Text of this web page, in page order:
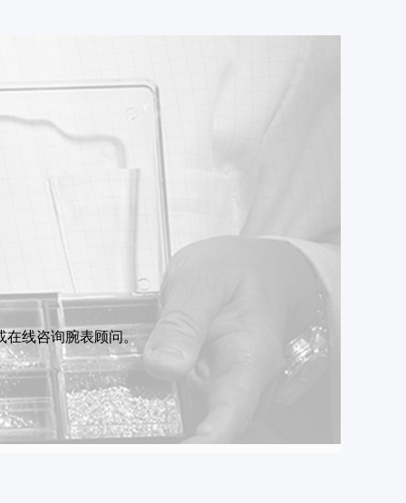
线咨询腕表顾问。